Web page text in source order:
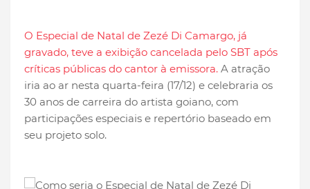
O Especial de Natal de Zezé Di Camargo, já
gravado, teve a exibição cancelada pelo SBT após
críticas públicas do cantor à emissora. A atração
iria ao ar nesta quarta-feira (17/12) e celebraria os
30 anos de carreira do artista goiano, com
participações especiais e repertório baseado em
seu projeto solo.